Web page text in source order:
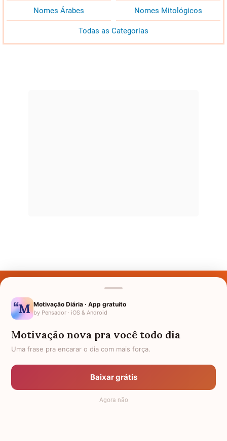
Nomes Árabes Nomes Mitológicos
Todas as Categorias
Nomes pelo Mundo
Política de Privacidade
Anuncie
Termos de Uso
Motivação Diária · App gratuito
by Pensador · iOS & Android
Motivação nova pra você todo dia
Uma frase pra encarar o dia com mais força.
Baixar grátis
Agora não